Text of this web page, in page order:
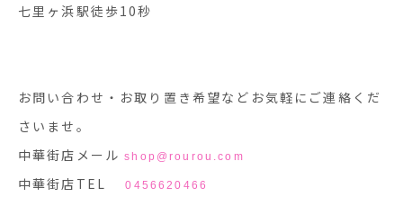
七里ヶ浜駅徒歩10秒
お問い合わせ・お取り置き希望などお気軽にご連絡くだ
さいませ。
中華街店メールshop@rourou.com
中華街店TEL0456620466